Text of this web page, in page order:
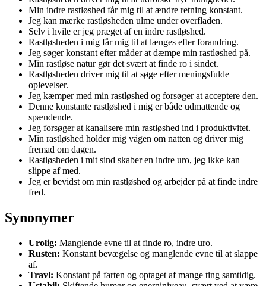
Min indre rastløshed får mig til at ændre retning konstant.
Jeg kan mærke rastløsheden ulme under overfladen.
Selv i hvile er jeg præget af en indre rastløshed.
Rastløsheden i mig får mig til at længes efter forandring.
Jeg søger konstant efter måder at dæmpe min rastløshed på.
Min rastløse natur gør det svært at finde ro i sindet.
Rastløsheden driver mig til at søge efter meningsfulde
oplevelser.
Jeg kæmper med min rastløshed og forsøger at acceptere den.
Denne konstante rastløshed i mig er både udmattende og
spændende.
Jeg forsøger at kanalisere min rastløshed ind i produktivitet.
Min rastløshed holder mig vågen om natten og driver mig
fremad om dagen.
Rastløsheden i mit sind skaber en indre uro, jeg ikke kan
slippe af med.
Jeg er bevidst om min rastløshed og arbejder på at finde indre
fred.
Synonymer
Urolig: Manglende evne til at finde ro, indre uro.
Rusten: Konstant bevægelse og manglende evne til at slappe
af.
Travl: Konstant på farten og optaget af mange ting samtidig.